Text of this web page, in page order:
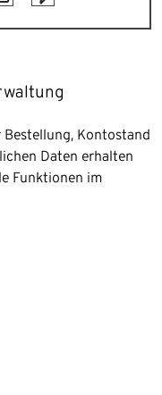
Kontostand
Daten erhalten
Funktionen im